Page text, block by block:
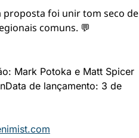
proposta foi unir tom seco de
comuns. 💬
Mark Potoka e Matt Spicer
Data de lançamento: 3 de